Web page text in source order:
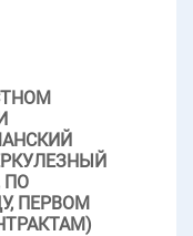
ПО
ПЕРВОМ